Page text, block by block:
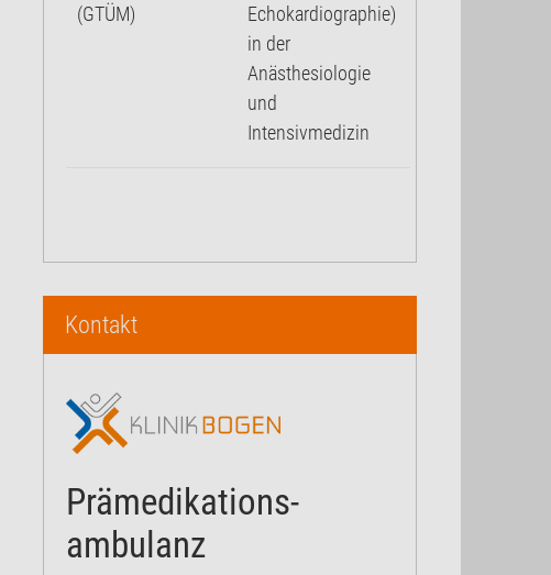
(GTÜM)
Echokardiographie)
in der
Anästhesiologie
und
Intensivmedizin
Kontakt
Prämedikations-
ambulanz